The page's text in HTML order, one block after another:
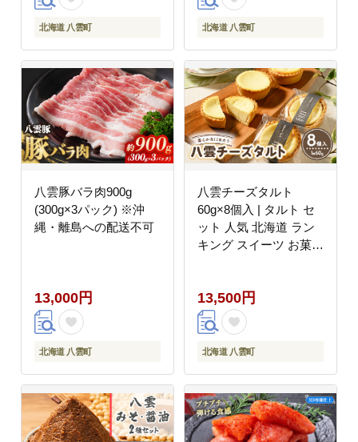
北海道 八雲町 北海道 八雲町
八雲豚バラ肉900g
(300g×3パック) ※沖
縄・離島への配送不可
13,000円
北海道 八雲町
八雲チーズタルト
60g×8個入 | タルト セ
ット 人気 北海道 ラン
キング スイーツ お菓子
め合わせ お楽しみ おす
すめ
13,500円
北海道 八雲町